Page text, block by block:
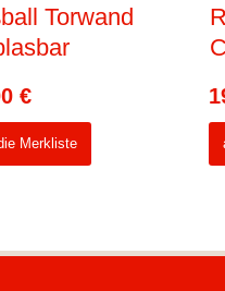
Torwand
€
Merkliste